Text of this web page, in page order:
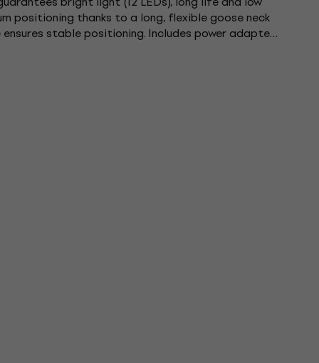
positioning thanks to a long, flexible goose neck
ensures stable positioning. Includes power adapter.